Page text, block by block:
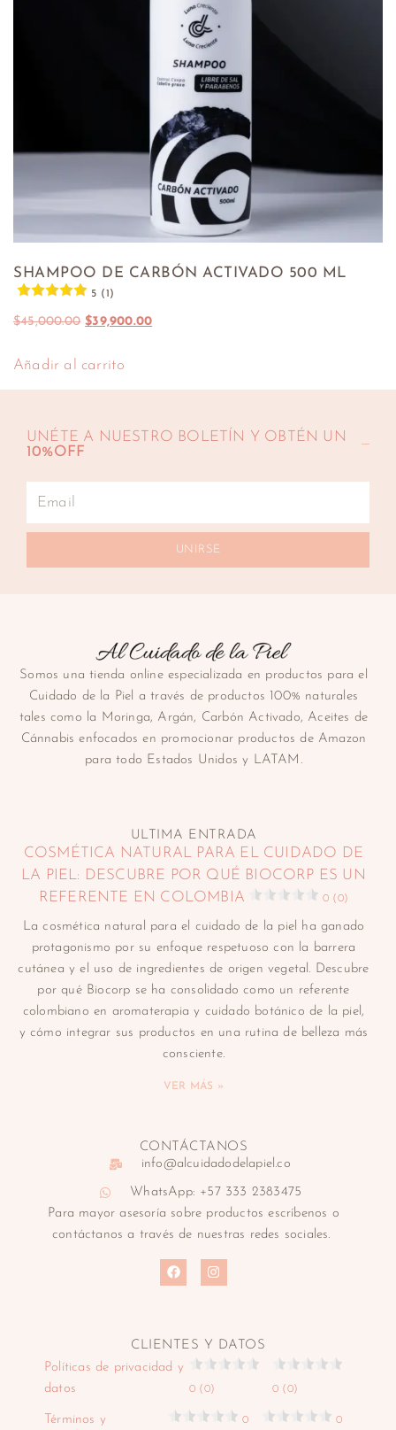
SHAMPOO DE CARBÓN ACTIVADO 500 ML
5 (1)
$45,000.00 $39,900.00
Añadir al carrito
UNÉTE A NUESTRO BOLETÍN Y OBTÉN UN
10%OFF
UNIRSE
Somos una tienda online especializada en productos para el
Cuidado de la Piel a través de productos 100% naturales
tales como la Moringa, Argán, Carbón Activado, Aceites de
Cánnabis enfocados en promocionar productos de Amazon
para todo Estados Unidos y LATAM.
ULTIMA ENTRADA
COSMÉTICA NATURAL PARA EL CUIDADO DE
LA PIEL: DESCUBRE POR QUÉ BIOCORP ES UN
REFERENTE EN COLOMBIA
0 (0)
La cosmética natural para el cuidado de la piel ha ganado
protagonismo por su enfoque respetuoso con la barrera
cutánea y el uso de ingredientes de origen vegetal. Descubre
por qué Biocorp se ha consolidado como un referente
colombiano en aromaterapia y cuidado botánico de la piel,
y cómo integrar sus productos en una rutina de belleza más
consciente.
VER MÁS »
CONTÁCTANOS
info@alcuidadodelapiel.co
WhatsApp: +57 333 2383475
Para mayor asesoría sobre productos escríbenos o
contáctanos a través de nuestras redes sociales.
CLIENTES Y DATOS
Políticas de privacidad y
datos
0 (0) 0 (0)
Términos y 0 0